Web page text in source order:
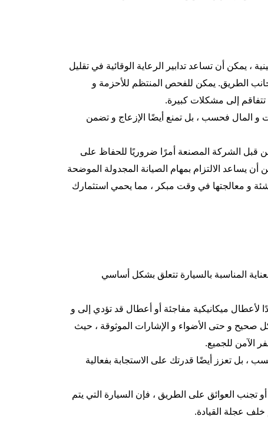
، يمكن أن تساعد تدابير الرعاية الوقائية في تقليل
الطريق. يمكن للفحص المنتظم للأحزمة و
تتفاقم إلى مشكلات كبيرة.
و المال فحسب ، بل تمنع أيضًا الإزعاج و تضمن
قبل الشركة المصنعة أمرًا ضروريًا للحفاظ على
يساعد الالتزام بمهام الصيانة المجدولة الموضحة
و معالجتها في وقت مبكر ، مما يحمي استثمارك
المناسبة بالسيارة تتعلق بشكل أساسي
لأعطال ميكانيكية مفاجئة أو أعطال قد تؤدي إلى و
صحيح و حتى الأضواء و الإشارات الموثوقة ، حيث
الآمن للجميع.
، بل تعزز أيضًا قدرتك على الاستجابة بفعالية
تجنب العوائق على الطريق ، فإن السيارة التي يتم
خلف عجلة القيادة.